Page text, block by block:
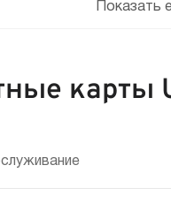
Показать
карты